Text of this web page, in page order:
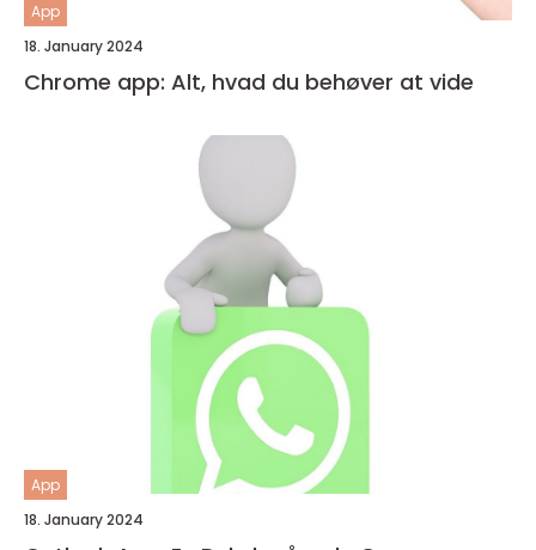
App
18. January 2024
Chrome app: Alt, hvad du behøver at vide
App
18. January 2024